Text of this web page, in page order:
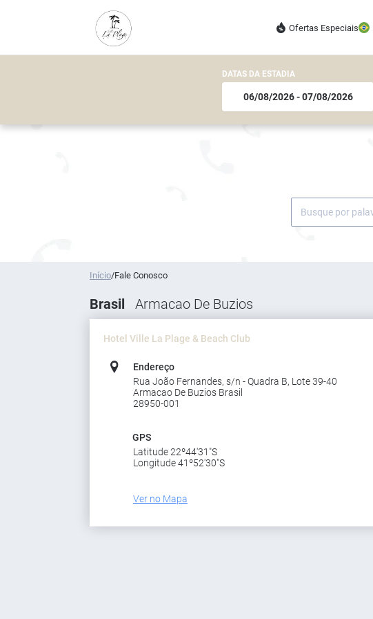
Ofertas Especiais
DATAS DA ESTADIA
Início/Fale Conosco
Brasil Armacao De Buzios
Hotel Ville La Plage & Beach Club
Endereço
Rua João Fernandes, s/n - Quadra B, Lote 39-40
Armacao De Buzios Brasil
28950-001
GPS
Latitude 22º44'31"S
Longitude 41º52'30"S
Ver no Mapa